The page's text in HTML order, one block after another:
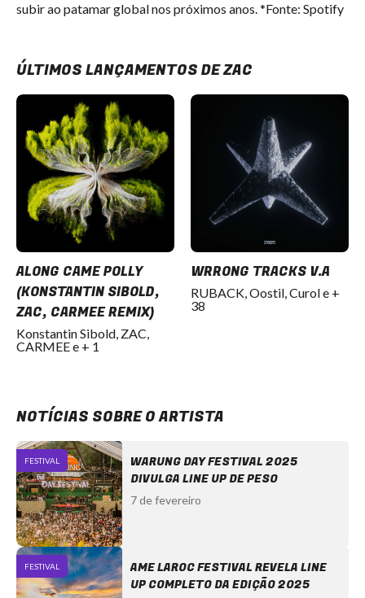
subir ao patamar global nos próximos anos. *Fonte: Spotify
ÚLTIMOS LANÇAMENTOS DE ZAC
ALONG CAME POLLY
(KONSTANTIN SIBOLD,
ZAC, CARMEE REMIX)
Konstantin Sibold, ZAC,
CARMEE e + 1
WRRONG TRACKS V.A
RUBACK, Oostil, Curol e +
38
NOTÍCIAS SOBRE O ARTISTA
FESTIVAL
WARUNG DAY FESTIVAL 2025
DIVULGA LINE UP DE PESO
7 de fevereiro
FESTIVAL
AME LAROC FESTIVAL REVELA LINE
UP COMPLETO DA EDIÇÃO 2025